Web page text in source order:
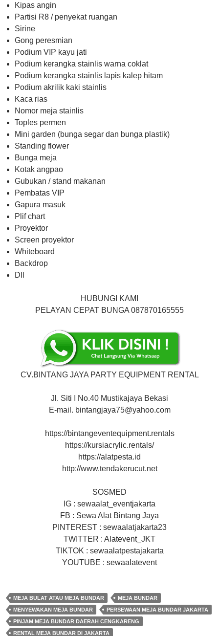
Kipas angin
Partisi R8 / penyekat ruangan
Sirine
Gong peresmian
Podium VIP kayu jati
Podium kerangka stainlis warna coklat
Podium kerangka stainlis lapis kalep hitam
Podium akrilik kaki stainlis
Kaca rias
Nomor meja stainlis
Toples permen
Mini garden (bunga segar dan bunga plastik)
Standing flower
Bunga meja
Kotak angpao
Gubukan / stand makanan
Pembatas VIP
Gapura masuk
Plif chart
Proyektor
Screen proyektor
Whiteboard
Backdrop
Dll
HUBUNGI KAMI
PELAYAN CEPAT BUNGA 087870165555
CV.BINTANG JAYA PARTY EQUIPMENT RENTAL
Jl. Siti I No.40 Mustikajaya Bekasi
E-mail. bintangjaya75@yahoo.com
https://bintangeventequipment.rentals
https://kursiacrylic.rentals/
https://alatpesta.id
http://www.tendakerucut.net
SOSMED
IG : sewaalat_eventjakarta
FB : Sewa Alat Bintang Jaya
PINTEREST : sewaalatjakarta23
TWITTER : Alatevent_JKT
TIKTOK : sewaalatpestajakarta
YOUTUBE : sewaalatevent
MEJA BULAT ATAU MEJA BUNDAR
MEJA BUNDAR
MENYEWAKAN MEJA BUNDAR
PERSEWAAN MEJA BUNDAR JAKARTA
PINJAM MEJA BUNDAR DAERAH CENGKARENG
RENTAL MEJA BUNDAR DI JAKARTA